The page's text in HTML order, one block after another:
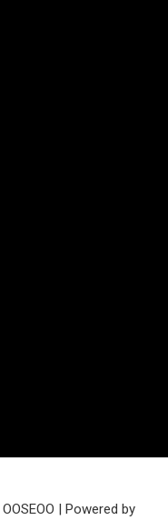
OOSEOO | Powered by